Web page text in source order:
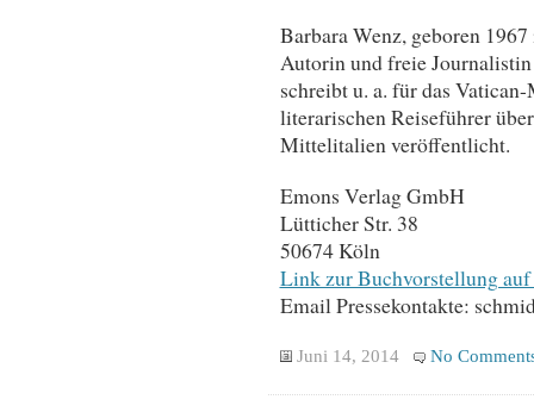
Barbara Wenz, geboren
Autorin und freie
schreibt u. a. für das
literarischen Reiseführer
Mittelitalien veröffentlicht.
Emons Verlag GmbH
Lütticher Str. 38
50674 Köln
Link zur Buchvorstellung auf
Email Pressekontakte:
Juni 14, 2014 No